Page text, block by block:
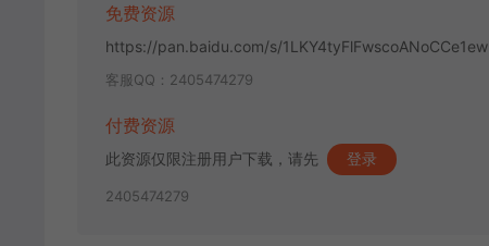
免费资源
https://pan.baidu.com/s/1LKY4tyFlFwscoANoCCe1ew
客服QQ：2405474279
付费资源
此资源仅限注册用户下载，请先 登录
2405474279